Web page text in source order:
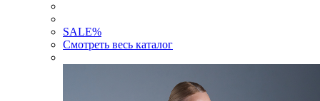
SALE%
Смотреть весь каталог